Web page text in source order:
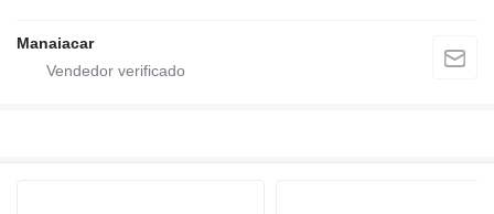
Manaiacar